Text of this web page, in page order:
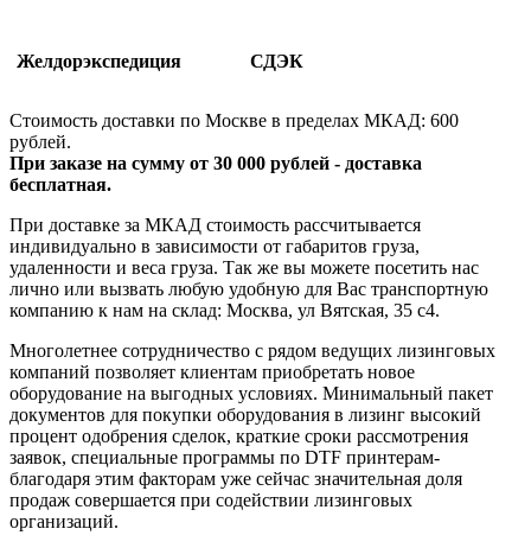
Желдорэкспедиция СДЭК
Стоимость доставки по Москве в пределах МКАД: 600
рублей.
При заказе на сумму от 30 000 рублей - доставка
бесплатная.
При доставке за МКАД стоимость рассчитывается
индивидуально в зависимости от габаритов груза,
удаленности и веса груза. Так же вы можете посетить нас
лично или вызвать любую удобную для Вас транспортную
компанию к нам на склад: Москва, ул Вятская, 35 c4.
Многолетнее сотрудничество с рядом ведущих лизинговых
компаний позволяет клиентам приобретать новое
оборудование на выгодных условиях. Минимальный пакет
документов для покупки оборудования в лизинг высокий
процент одобрения сделок, краткие сроки рассмотрения
заявок, специальные программы по DTF принтерам-
благодаря этим факторам уже сейчас значительная доля
продаж совершается при содействии лизинговых
организаций.